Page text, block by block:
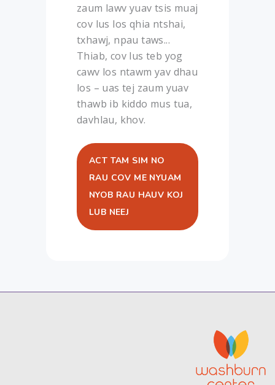
zaum lawv yuav tsis muaj
cov lus los qhia ntshai,
txhawj, npau taws...
Thiab, cov lus teb yog
cawv los ntawm yav dhau
los – uas tej zaum yuav
thawb ib kiddo mus tua,
davhlau, khov.
ACT TAM SIM NO
RAU COV ME NYUAM
NYOB RAU HAUV KOJ
LUB NEEJ